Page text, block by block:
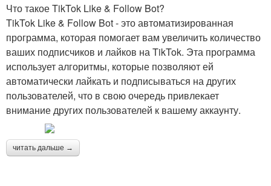
Что такое TikTok Like & Follow Bot?
TikTok Like & Follow Bot - это автоматизированная
программа, которая помогает вам увеличить количество
ваших подписчиков и лайков на TikTok. Эта программа
использует алгоритмы, которые позволяют ей
автоматически лайкать и подписываться на других
пользователей, что в свою очередь привлекает
внимание других пользователей к вашему аккаунту.
читать дальше →